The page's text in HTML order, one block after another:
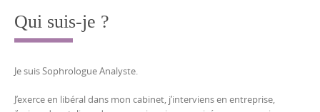
content
Qui suis-je ?
Je suis Sophrologue Analyste.
J’exerce en libéral dans mon cabinet, j’interviens en entreprise,